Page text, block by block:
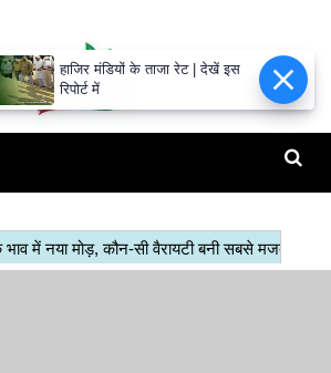
हाजिर मंडियों के ताजा रेट | देखें इस
रिपोर्ट में